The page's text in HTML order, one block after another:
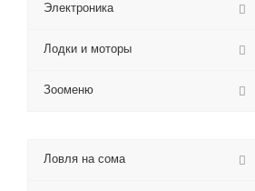
Электроника
Лодки и моторы
Зооменю
Ловля на сома